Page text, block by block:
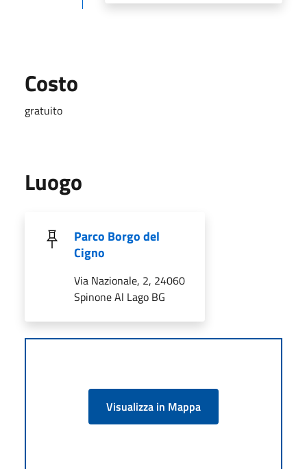
Costo
gratuito
Luogo
Parco Borgo del
Cigno
Via Nazionale, 2, 24060
Spinone Al Lago BG
Visualizza in Mappa